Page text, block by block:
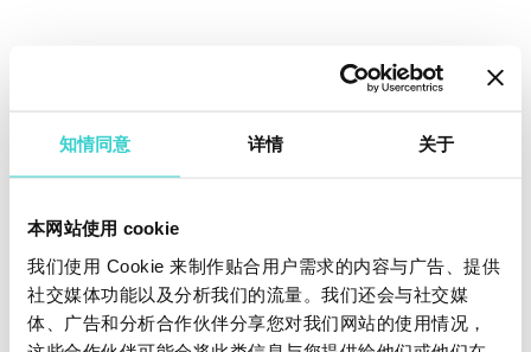
知情同意 详情 关于
本网站使用 cookie
我们使用 Cookie 来制作贴合用户需求的内容与广告、提供
社交媒体功能以及分析我们的流量。我们还会与社交媒
体、广告和分析合作伙伴分享您对我们网站的使用情况，
您准备好在您的商店采用NSYS Autograding 和NSYS